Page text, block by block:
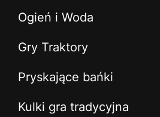
Ogień i Woda
Gry Traktory
Pryskające bańki
Kulki gra tradycyjna